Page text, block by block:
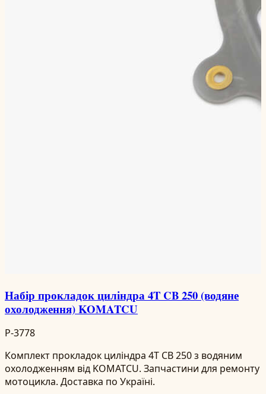
Набір прокладок циліндра 4T CB 250 (водяне
охолодження) KOMATCU
P-3778
Комплект прокладок циліндра 4T CB 250 з водяним
охолодженням від KOMATCU. Запчастини для ремонту
мотоцикла. Доставка по Україні.